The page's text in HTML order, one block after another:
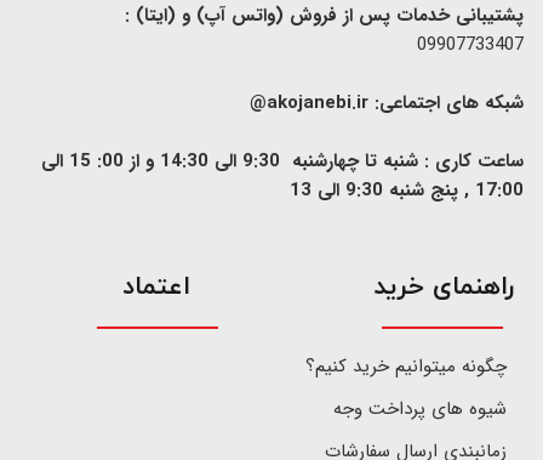
پشتیبانی خدمات پس از فروش (واتس آپ) و (ایتا) :
09907733407
شبکه های اجتماعی: akojanebi.ir@
ساعت کاری : شنبه تا چهارشنبه 9:30 الی 14:30 و از 00: 15 الی
17:00 , پنج شنبه 9:30 الی 13
​راهنمای خرید
چگونه میتوانیم خرید کنیم؟
شیوه های پرداخت وجه
زمانبندی ارسال سفارشات
اعتماد